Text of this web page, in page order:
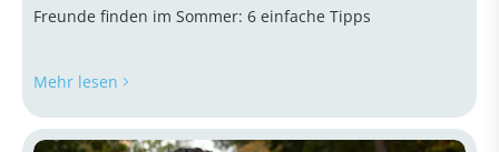
Freunde finden im Sommer: 6 einfache Tipps
Mehr lesen